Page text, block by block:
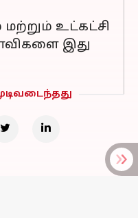
உட்கட்சி
இது